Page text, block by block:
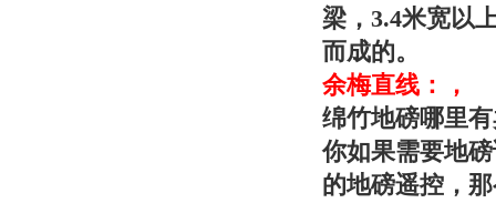
梁，3.4米宽以
而成的。
余梅直线：，
绵竹地磅哪里
你如果需要地
的地磅遥控，